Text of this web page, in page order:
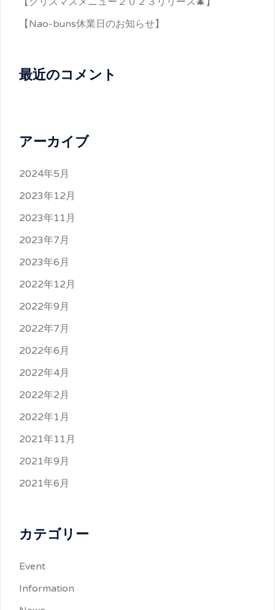
【Nao-buns休業日のお知らせ】
最近のコメント
アーカイブ
2024年5月
2023年12月
2023年11月
2023年7月
2023年6月
2022年12月
2022年9月
2022年7月
2022年6月
2022年4月
2022年2月
2022年1月
2021年11月
2021年9月
2021年6月
カテゴリー
Event
Information